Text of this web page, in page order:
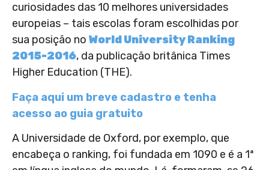
curiosidades das 10 melhores universidades
europeias – tais escolas foram escolhidas por
sua posição no World University Ranking
2015-2016, da publicação britânica Times
Higher Education (THE).
Faça aqui um breve cadastro e tenha
acesso ao guia gratuito
A Universidade de Oxford, por exemplo, que
encabeça o ranking, foi fundada em 1090 e é a 1ª